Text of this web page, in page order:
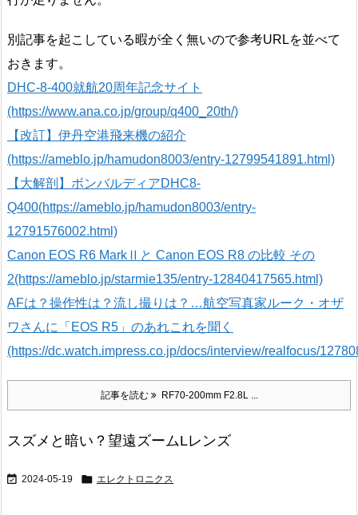
別記事を起こしている暇が全く無いので参考URLを並べて
おきます。
DHC-8-400就航20周年記念サイト
(https://www.ana.co.jp/group/q400_20th/)
【改訂】伊丹空港飛来機の紹介
(https://ameblo.jp/hamudon8003/entry-12799541891.html)
【大解剖】ボンバルディアDHC8-
Q400(https://ameblo.jp/hamudon8003/entry-
12791576002.html)
Canon EOS R6 MarkⅡと Canon EOS R8 の比較 その
2(https://ameblo.jp/starmie135/entry-12840417565.html)
AFは？操作性は？流し撮りは？…航空写真家ルーク・オザ
ワさんに「EOS R5」のあれこれを聞く
(https://dc.watch.impress.co.jp/docs/interview/realfocus/
記事を読む RF70-200mm F2.8L ...
スズメと暗い？望遠ズームLレンズ
 2024-05-19  エレクトロニクス